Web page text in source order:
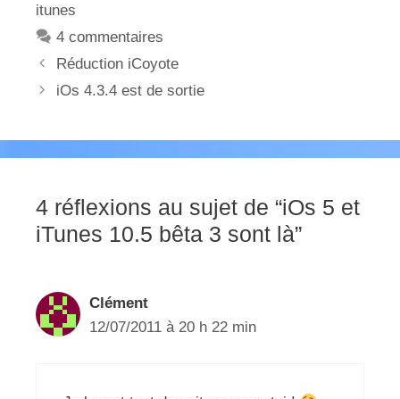
itunes
4 commentaires
Réduction iCoyote
iOs 4.3.4 est de sortie
4 réflexions au sujet de “iOs 5 et
iTunes 10.5 bêta 3 sont là”
Clément
12/07/2011 à 20 h 22 min